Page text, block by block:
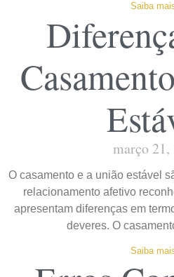
Saiba
março 21,
O casamento e a união estável
relacionamento afetivo
apresentam diferenças em
deveres. O
Saiba